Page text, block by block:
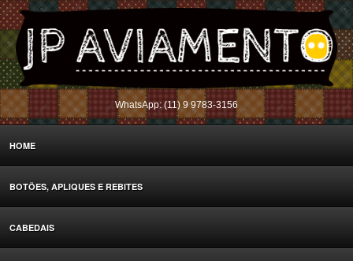
WhatsApp: (11) 9 9783-3156
HOME
BOTÕES, APLIQUES E REBITES
CABEDAIS